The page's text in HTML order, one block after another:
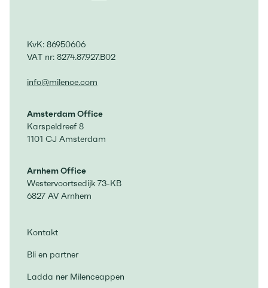
KvK: 86950606
VAT nr: 8274.87.927.B02
info@milence.com
Amsterdam Office
Karspeldreef 8
1101 CJ Amsterdam
Arnhem Office
Westervoortsedijk 73-KB
6827 AV Arnhem
Kontakt
Bli en partner
Ladda ner Milenceappen